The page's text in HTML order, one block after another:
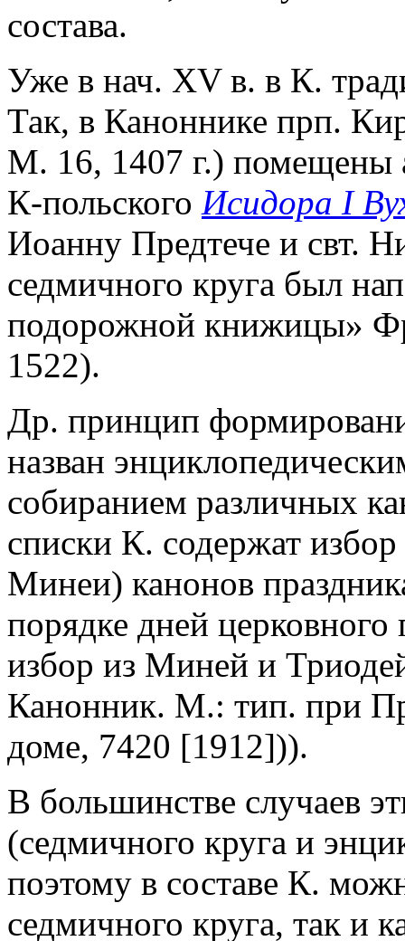
состава.
Уже в нач. XV в. в К.
Так, в Каноннике прп.
М. 16, 1407 г.) помещены
К-польского Исидора I
Иоанну Предтече и свт.
седмичного круга был
подорожной книжицы»
1522).
Др. принцип
назван
собиранием различных
списки К. содержат
Минеи) канонов
порядке дней
избор из Миней и
Канонник. М.: тип. при
доме, 7420 [1912])).
В большинстве случаев
(седмичного круга и
поэтому в составе К.
седмичного круга, так и